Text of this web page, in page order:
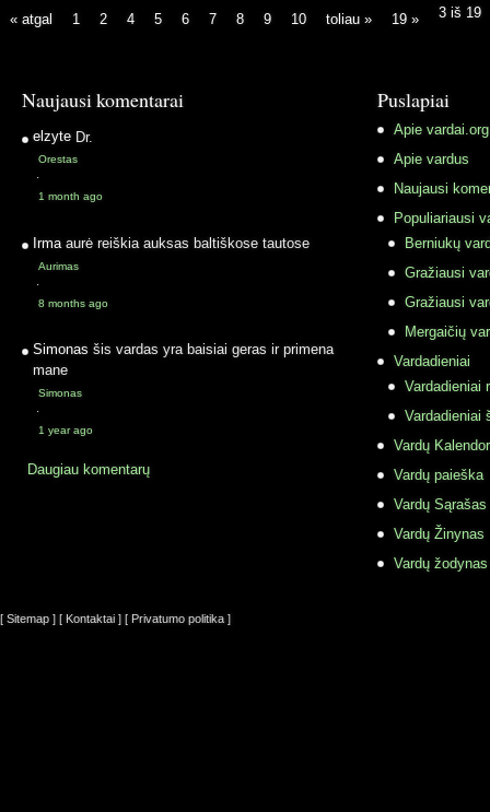
3 iš 19
« atgal 1 2 4 5 6 7 8 9 10 toliau » 19 »
Naujausi komentarai
elzyte Dr.
Orestas
·
1 month ago
Irma aurė reiškia auksas baltiškose tautose
Aurimas
·
8 months ago
Simonas šis vardas yra baisiai geras ir primena
mane
Simonas
·
1 year ago
Daugiau komentarų
Puslapiai
Apie vardai.org
Apie vardus
Naujausi
Populiariausi
Berniukų
Gražiausi
Gražiausi
Mergaičių
Vardadieniai
Vardadieniai
Vardadieniai
Vardų
Vardų paieška
Vardų Sąrašas
Vardų Žinynas
Vardų
[ Sitemap ] [ Kontaktai ] [ Privatumo politika ]